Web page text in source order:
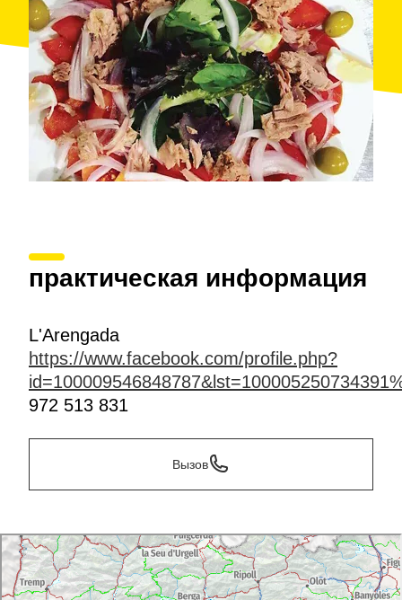
практическая информация
L'Arengada
https://www.facebook.com/profile.php?
972 513 831
Вызов